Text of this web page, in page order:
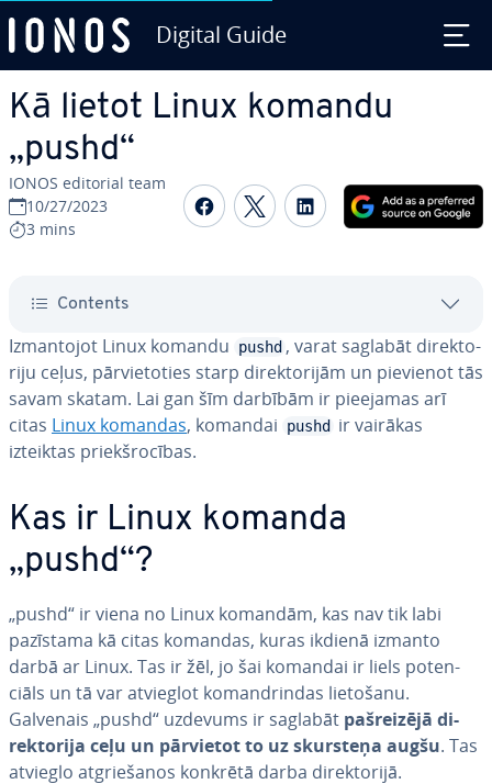
Digital Guide
Kā lietot Linux komandu
„pushd“
IONOS editorial team
10/27/2023
3 mins
Share on Facebook
Share on Twitter
Share on
Contents
Iz­man­to­jot Linux komandu pushd , varat saglabāt di­rek­to­
ri­ju ceļus, pār­vie­to­ties starp di­rek­to­ri­jām un pievienot tās
savam skatam. Lai gan šīm darbībām ir pieejamas arī
citas Linux komandas, komandai pushd
ir vairākas
izteiktas priekš­ro­cī­bas.
Kas ir Linux komanda
„pushd“?
„pushd“ ir viena no Linux komandām, kas nav tik labi
pazīstama kā citas komandas, kuras ikdienā izmanto
darbā ar Linux. Tas ir žēl, jo šai komandai ir liels po­ten­
ciāls un tā var atvieglot ko­man­drin­das lietošanu.
Galvenais „pushd“ uzdevums ir saglabāt pa­šrei­zē­jā di­
rek­to­ri­ja ceļu un pārvietot to uz skursteņa augšu. Tas
atvieglo at­grie­ša­nos konkrētā darba di­rek­to­ri­jā.